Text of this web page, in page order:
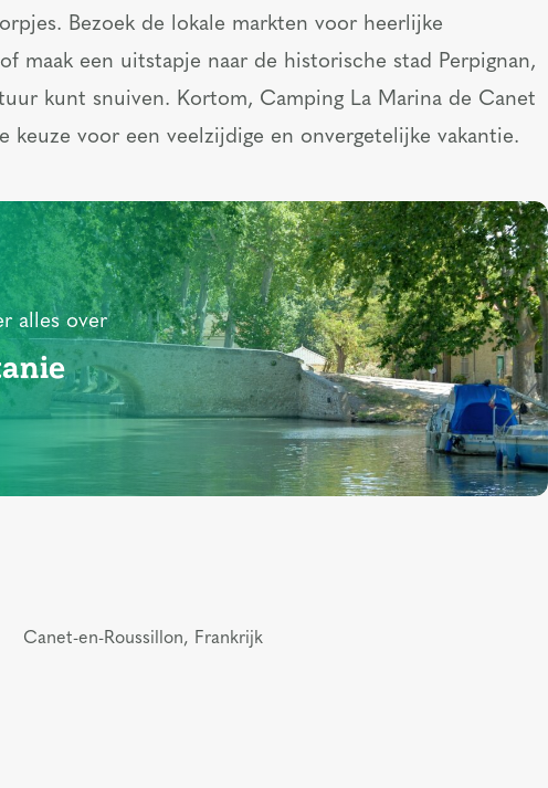
Bezoek de lokale markten voor heerlijke
maak een uitstapje naar de historische stad Perpignan,
kunt snuiven. Kortom, Camping La Marina de Canet
keuze voor een veelzijdige en onvergetelijke vakantie.
alles over
Canet-en-Roussillon, Frankrijk